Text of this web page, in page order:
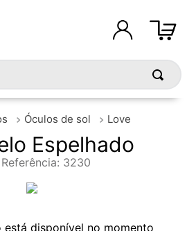
Óculos de sol Love
Espelhado
: 3230
está disponível no momento